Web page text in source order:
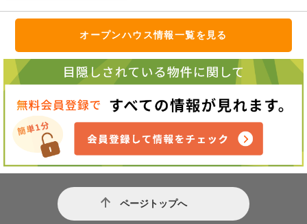
オープンハウス情報一覧を見る
ページトップへ